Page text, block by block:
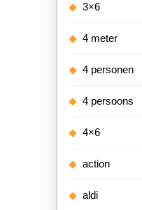
3×6
4 meter
4 personen
4 persoons
4×6
action
aldi